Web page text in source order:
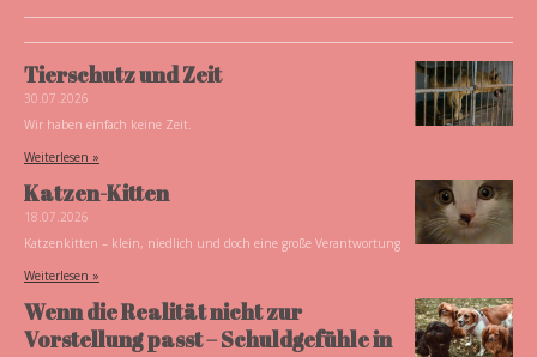
Tierschutz und Zeit
30.07.2026
Wir haben einfach keine Zeit.
Weiterlesen »
Katzen-Kitten
18.07.2026
Katzenkitten – klein, niedlich und doch eine große Verantwortung
Weiterlesen »
Wenn die Realität nicht zur
Vorstellung passt – Schuldgefühle in